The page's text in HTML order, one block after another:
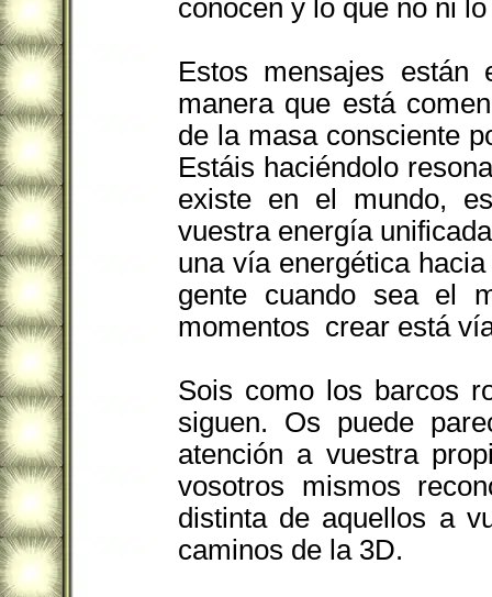
conocen y lo que no ni
Estos mensajes están
manera que está
de la masa consciente
Estáis haciéndolo
existe en el mundo,
vuestra energía
una vía energética
gente cuando sea el
momentos ­ crear está
Sois como los barcos
siguen. Os puede
atención a vuestra
vosotros mismos
distinta de aquellos a
caminos de la 3D.